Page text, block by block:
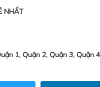
NHẤT
1, Quận 2, Quận 3,